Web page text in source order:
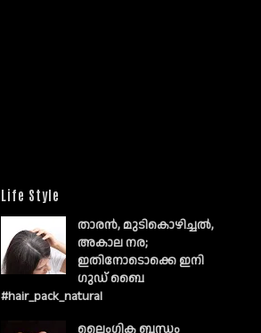
Life Style
താരൻ, മുടികൊഴിച്ചൽ,
അകാല നര;
ഇതിനോടൊക്കെ ഇനി
ഗുഡ് ബൈ
#hair_pack_natural
ലൈംഗിക ബന്ധം